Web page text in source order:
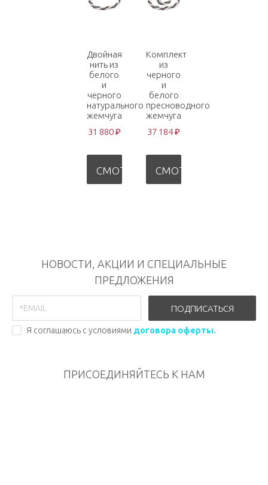
Двойная
нить из
белого
и
черного
натурального
жемчуга
31 880 ₽
СМОТРЕТЬ
Комплект
из
черного
и
белого
пресноводного
жемчуга
37 184 ₽
СМОТРЕТЬ
НОВОСТИ, АКЦИИ И СПЕЦИАЛЬНЫЕ
ПРЕДЛОЖЕНИЯ
ПОДПИСАТЬСЯ
Я соглашаюсь с условиями договора оферты.
ПРИСОЕДИНЯЙТЕСЬ К НАМ